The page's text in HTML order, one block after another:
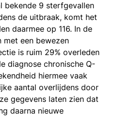
bekende 9 sterfgevallen
de uitbraak, komt het
daarmee op 116. In de
een bewezen
is ruim 29% overleden
diagnose chronische Q-
hiermee vaak
aantal overlijdens door
gegevens laten zien dat
daarna nieuwe